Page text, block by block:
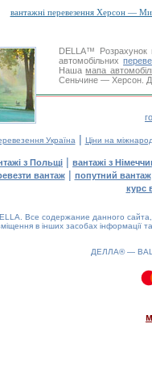
вантажні перевезення Херсон —
DELLA™
Розрахунок
автомобільних
Нашамапа
Сеньчине — Херсон.
Україна | Ціни на
з Польщі | вантажі з
вантаж| попутний вантаж
курс
Все содержание данного
в інших засобах інформації
ДЕЛЛА® —